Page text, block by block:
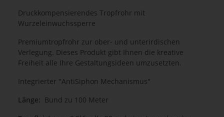
Druckkompensierendes Tropfrohr mit
Wurzeleinwuchssperre
Premiumtropfrohr zur ober- und unterirdischen
Verlegung. Dieses Produkt gibt Ihnen die kreative
Freiheit alle Ihre Gestaltungsideen umzusetzten.
Integrierter "AntiSiphon Mechanismus"
Länge: Bund zu 100 Meter